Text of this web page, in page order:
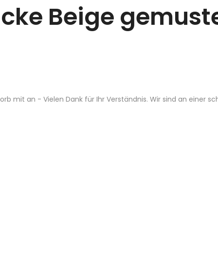
Beige
mit an - Vielen Dank für Ihr Verständnis. Wir sind an einer